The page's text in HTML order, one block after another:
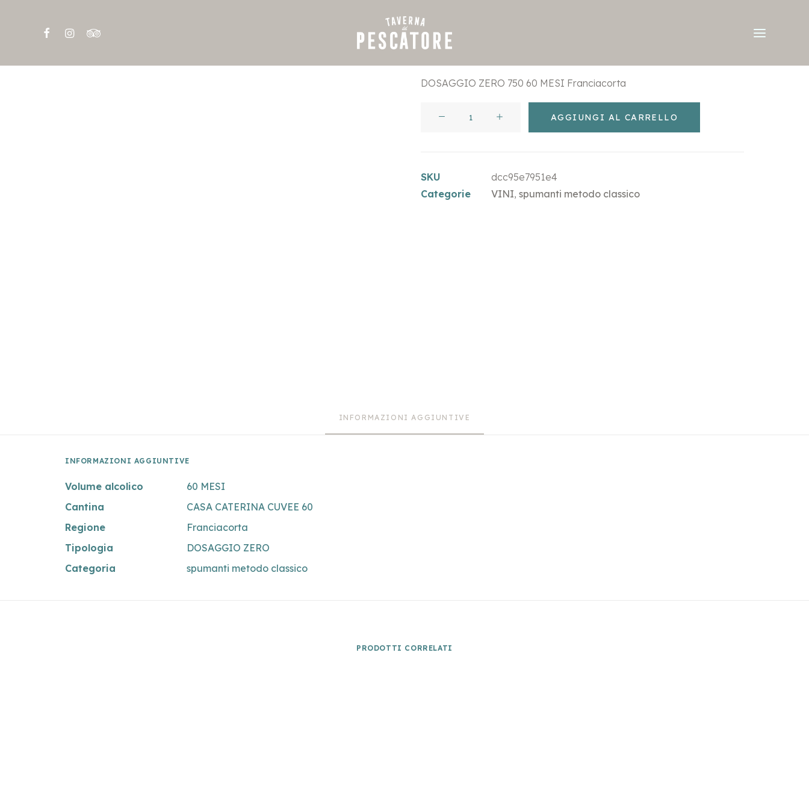
€56,00
DOSAGGIO ZERO 750 60 MESI Franciacorta
-
100%
AGGIUNGI AL CARRELLO
SKU
dcc95e7951e4
Categorie
VINI, spumanti metodo classico
INFORMAZIONI AGGIUNTIVE
INFORMAZIONI AGGIUNTIVE
Volume alcolico
60 MESI
Cantina
CASA CATERINA CUVEE 60
Regione
Franciacorta
Tipologia
DOSAGGIO ZERO
Categoria
spumanti metodo classico
PRODOTTI CORRELATI